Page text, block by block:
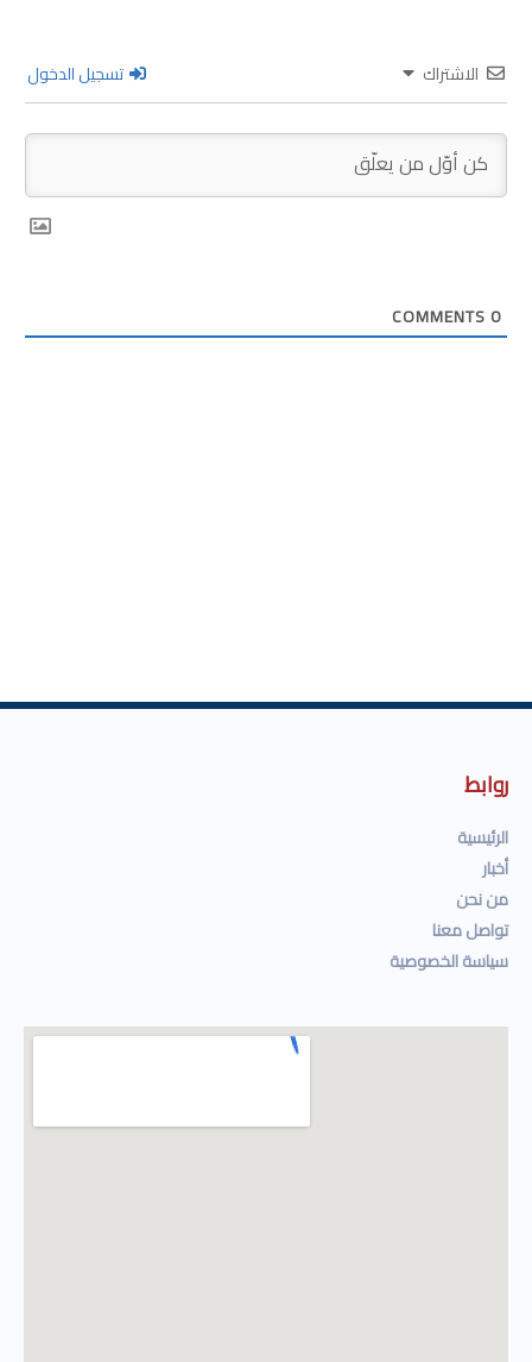
الاشتراك تسجيل الدخول
0
روابط
الرئيسية
أخبار
من نحن
تواصل معنا
سياسة الخصوصية